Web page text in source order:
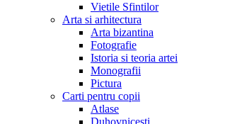
Vietile Sfintilor
Arta si arhitectura
Arta bizantina
Fotografie
Istoria si teoria artei
Monografii
Pictura
Carti pentru copii
Atlase
Duhovnicesti